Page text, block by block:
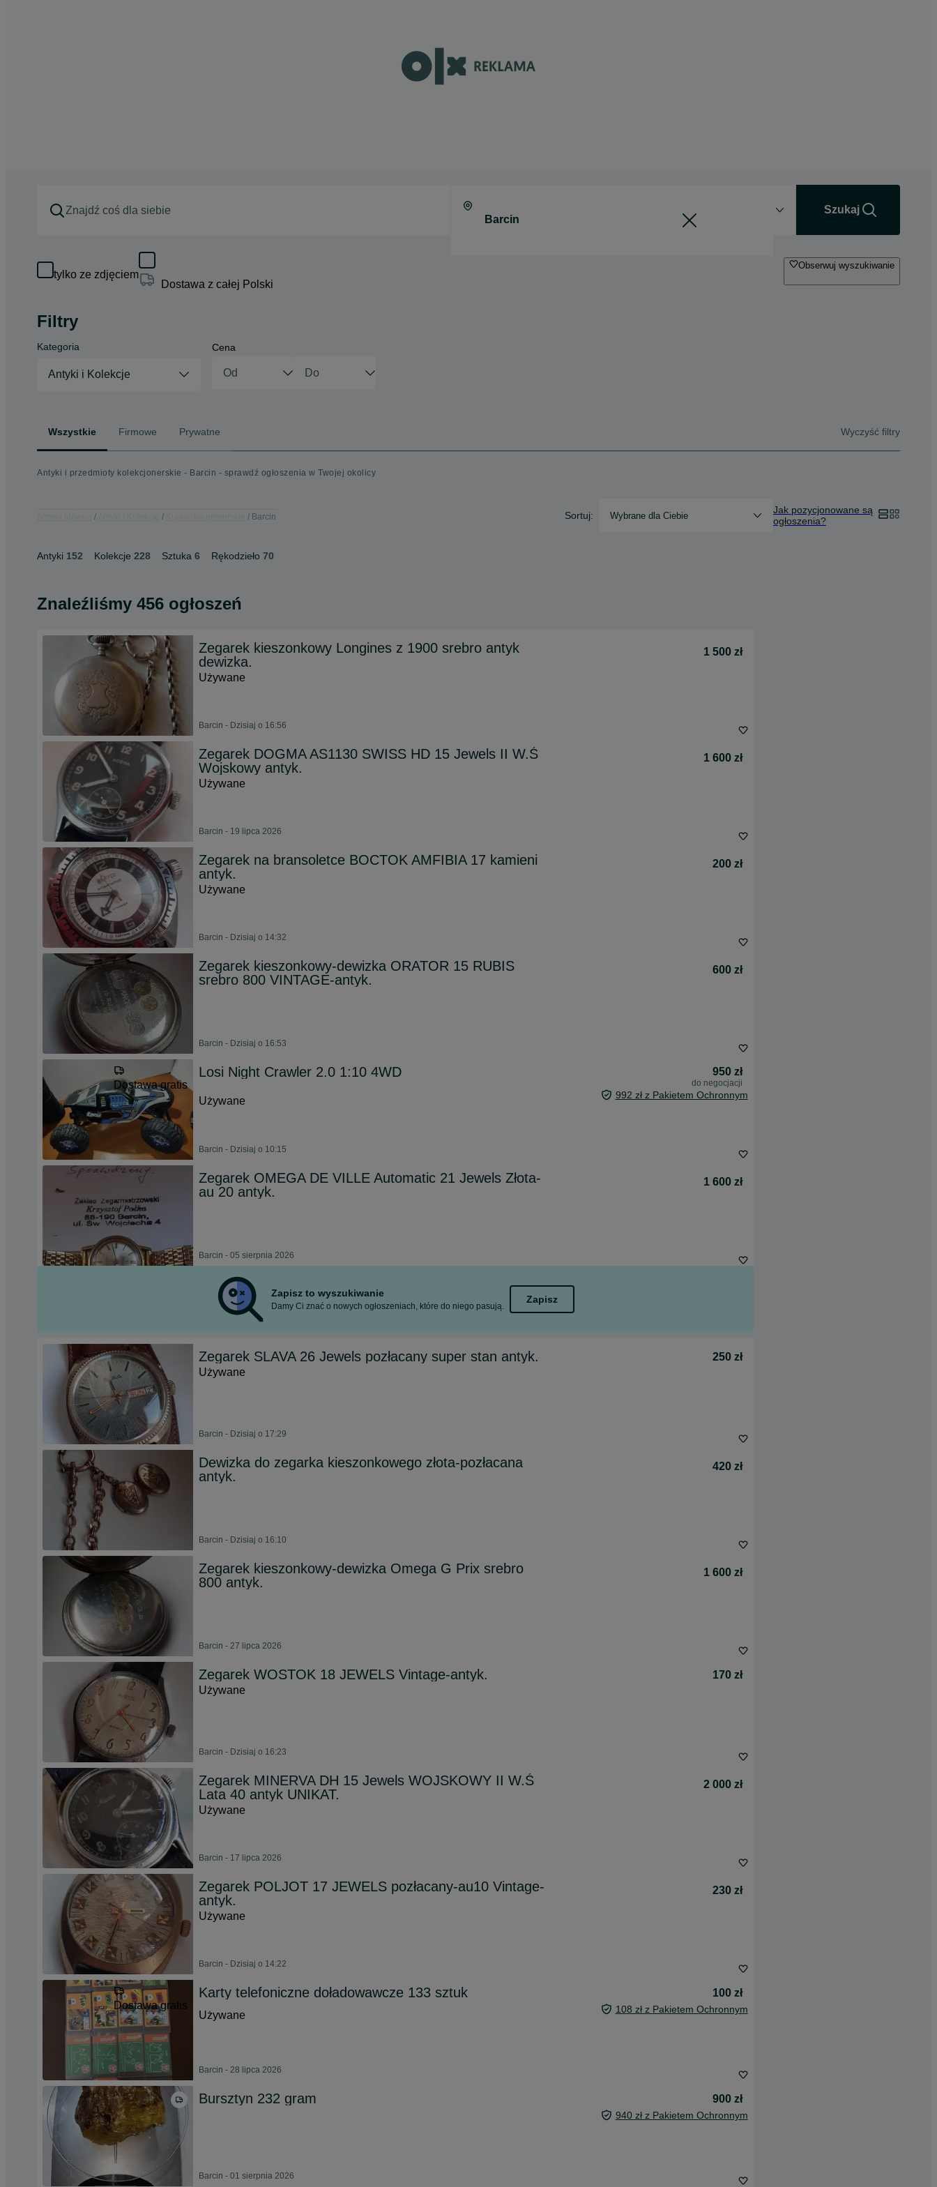
Szukaj
tylko ze zdjęciem
Dostawa z całej Polski
Obserwuj wyszukiwanie
Filtry
Kategoria
Antyki i Kolekcje
Cena
Wszystkie Firmowe Prywatne Wyczyść filtry
Antyki i przedmioty kolekcjonerskie - Barcin - sprawdź ogłoszenia w Twojej okolicy
Barcin Sortuj: Wybrane dla Ciebie
Jak pozycjonowane są
ogłoszenia?
Antyki 152 Kolekcje 228 Sztuka 6 Rękodzieło 70
Znaleźliśmy 456 ogłoszeń
Zegarek kieszonkowy Longines z 1900 srebro antyk
dewizka.
1 500 zł
Używane
Barcin - Dzisiaj o 16:56
Zegarek DOGMA AS1130 SWISS HD 15 Jewels II W.Ś
Wojskowy antyk.
1 600 zł
Używane
Barcin - 19 lipca 2026
Zegarek na bransoletce BOCTOK AMFIBIA 17 kamieni
antyk.
200 zł
Używane
Barcin - Dzisiaj o 14:32
Zegarek kieszonkowy-dewizka ORATOR 15 RUBIS
srebro 800 VINTAGE-antyk.
600 zł
Barcin - Dzisiaj o 16:53
Dostawa gratis
Losi Night Crawler 2.0 1:10 4WD 950 zł
do negocjacji
Używane 992 zł z Pakietem Ochronnym
Barcin - Dzisiaj o 10:15
Zegarek OMEGA DE VILLE Automatic 21 Jewels Złota-
au 20 antyk.
1 600 zł
Barcin - 05 sierpnia 2026
Zapisz to wyszukiwanie
Damy Ci znać o nowych ogłoszeniach, które do niego pasują.
Zapisz
Zegarek SLAVA 26 Jewels pozłacany super stan antyk.
250 zł
Używane
Barcin - Dzisiaj o 17:29
Dewizka do zegarka kieszonkowego złota-pozłacana
antyk.
420 zł
Barcin - Dzisiaj o 16:10
Zegarek kieszonkowy-dewizka Omega G Prix srebro
800 antyk.
1 600 zł
Barcin - 27 lipca 2026
Zegarek WOSTOK 18 JEWELS Vintage-antyk.
170 zł
Używane
Barcin - Dzisiaj o 16:23
Zegarek MINERVA DH 15 Jewels WOJSKOWY II W.Ś
Lata 40 antyk UNIKAT.
2 000 zł
Używane
Barcin - 17 lipca 2026
Zegarek POLJOT 17 JEWELS pozłacany-au10 Vintage-
antyk.
230 zł
Używane
Barcin - Dzisiaj o 14:22
Dostawa gratis
Karty telefoniczne doładowawcze 133 sztuk
100 zł
Używane
108 zł z Pakietem Ochronnym
Barcin - 28 lipca 2026
Bursztyn 232 gram 900 zł
940 zł z Pakietem Ochronnym
Barcin - 01 sierpnia 2026